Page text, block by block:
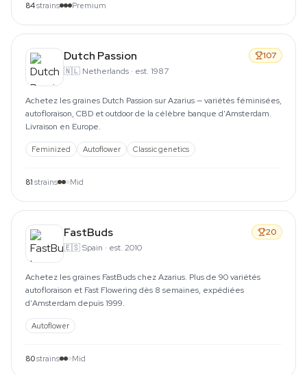
84strains Premium
Dutch Passion
🇳🇱 Netherlands · est. 1987
107
Achetez les graines Dutch Passion sur Azarius — variétés féminisées,
autofloraison, CBD et outdoor de la célèbre banque d'Amsterdam.
Livraison en Europe.
Feminized Autoflower Classic genetics
81 strains Mid
FastBuds
🇪🇸Spain · est. 2010
20
Achetez les graines FastBuds chez Azarius. Plus de 90 variétés
autofloraison et Fast Flowering dès 8 semaines, expédiées
d'Amsterdam depuis 1999.
Autoflower
80strains Mid